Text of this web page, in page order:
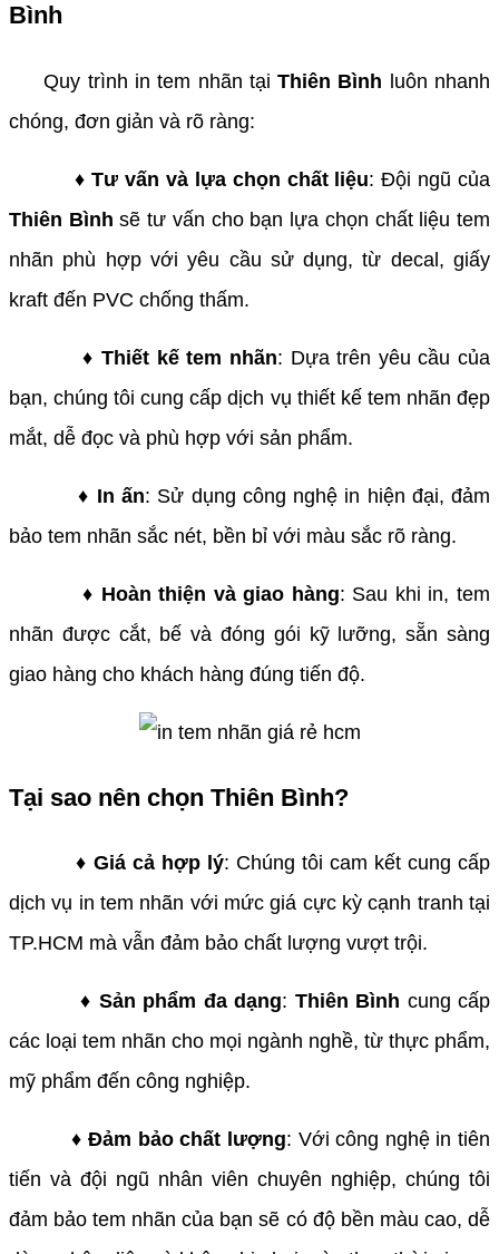
Bình
Quy trình in tem nhãn tạiThiên Bình luôn nhanh
chóng, đơn giản và rõ ràng:
♦ Tư vấn và lựa chọn chất liệu: Đội ngũ của
Thiên Bình sẽ tư vấn cho bạn lựa chọn chất liệu tem
nhãn phù hợp với yêu cầu sử dụng, từ decal, giấy
kraft đến PVC chống thấm.
♦ Thiết kế tem nhãn: Dựa trên yêu cầu của
bạn, chúng tôi cung cấp dịch vụ thiết kế tem nhãn đẹp
mắt, dễ đọc và phù hợp với sản phẩm.
♦ In ấn: Sử dụng công nghệ in hiện đại, đảm
bảo tem nhãn sắc nét, bền bỉ với màu sắc rõ ràng.
♦ Hoàn thiện và giao hàng: Sau khi in, tem
nhãn được cắt, bế và đóng gói kỹ lưỡng, sẵn sàng
giao hàng cho khách hàng đúng tiến độ.
Tại sao nên chọn Thiên Bình?
♦ Giá cả hợp lý: Chúng tôi cam kết cung cấp
dịch vụ in tem nhãn với mức giá cực kỳ cạnh tranh tại
TP.HCM mà vẫn đảm bảo chất lượng vượt trội.
♦ Sản phẩm đa dạng: Thiên Bình cung cấp
các loại tem nhãn cho mọi ngành nghề, từ thực phẩm,
mỹ phẩm đến công nghiệp.
♦ Đảm bảo chất lượng: Với công nghệ in tiên
tiến và đội ngũ nhân viên chuyên nghiệp, chúng tôi
đảm bảo tem nhãn của bạn sẽ có độ bền màu cao, dễ